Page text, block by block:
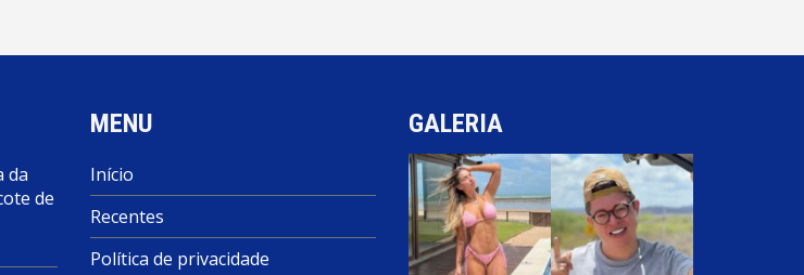
da
de
MENU
Início
Recentes
Política de privacidade
GALERIA